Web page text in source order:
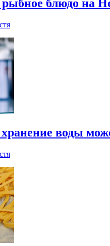
блюдо на
воды